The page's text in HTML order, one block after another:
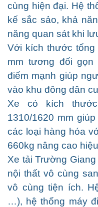
cùng hiện đại. Hệ
kế sắc sảo, khả
năng quan sát khi
Với kích thước
mm tương đối gọn
điểm mạnh giúp
vào khu đông dân
Xe có kích
1310/1620 mm
các loại hàng hóa
660kg nâng cao
Xe tải Trường
nội thất vô cùng
vô cùng tiện ích.
…), hệ thống máy